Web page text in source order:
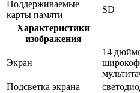
Поддерживаемые
карты памяти
SD
Характеристики
изображения
Экран
14
Подсветка экрана